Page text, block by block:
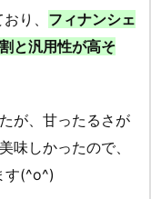
り、 フィナンシェ
と汎用性が高そ
が、甘ったるさが
味しかったので、
す(^o^)